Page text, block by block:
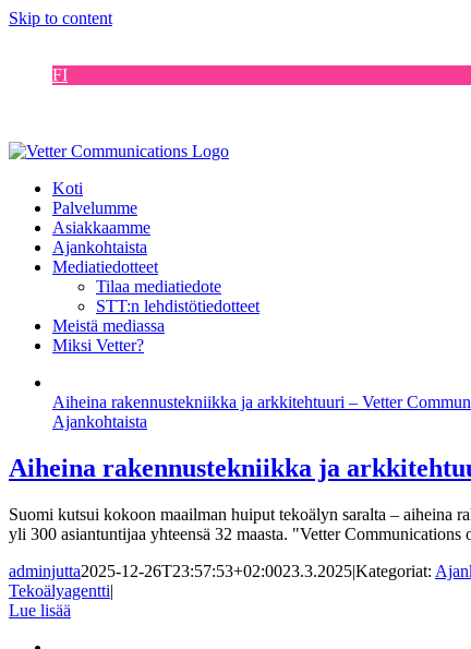
Skip to content
FI
Koti
Palvelumme
Asiakkaamme
Ajankohtaista
Mediatiedotteet
Tilaa mediatiedote
STT:n lehdistötiedotteet
Meistä mediassa
Miksi Vetter?
Aiheina rakennustekniikka ja arkkitehtuuri – Vetter
Ajankohtaista
Aiheina rakennustekniikka ja
Suomi kutsui kokoon maailman huiput tekoälyn saralta – aiheina
yli 300 asiantuntijaa yhteensä 32 maasta. "Vetter
adminjutta2025-12-26T23:57:53+02:0023.3.2025|Kategoriat:
Tekoälyagentti|
Lue lisää